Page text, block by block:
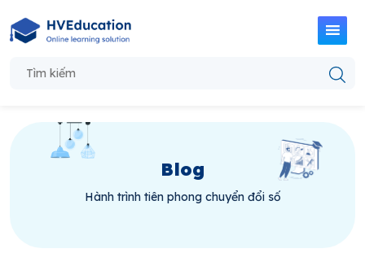
Blog
Hành trình tiên phong chuyển đổi số